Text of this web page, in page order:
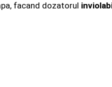
facand dozatorul